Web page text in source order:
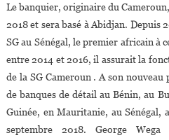
Le banquier, originaire du
2018 et sera basé à Abidjan.
SG au Sénégal, le premier africain à
entre 2014 et 2016, il assurait la
de la SG Cameroun . A son
de banques de détail au Bénin, au
Guinée, en Mauritanie, au Sénégal,
septembre 2018. George